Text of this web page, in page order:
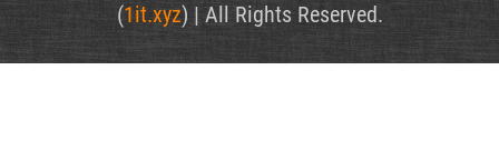
(1it.xyz) | All Rights Reserved.